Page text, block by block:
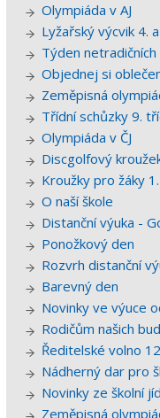
Olympiáda v AJ
Lyžařský výcvik 4.
Týden
Objednej si
Zeměpisná
Třídní schůzky 9.
Olympiáda v ČJ
Discgolfový
Kroužky pro žáky
O naší škole
Distanční výuka -
Ponožkový den
Rozvrh distanční
Barevný den
Novinky ve výuce
Rodičům našich
Ředitelské volno
Nádherný dar pro
Novinky ze školní
Zeměpisná